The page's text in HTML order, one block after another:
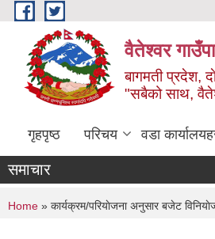
Skip to main content
वैतेश्वर
बागमती प्रदेश,
"सबैको साथ,
गृहपृष्ठ परिचय वडा
समाचार
You are here
Home » कार्यक्रम/परियाेजना अनुसार बजेट